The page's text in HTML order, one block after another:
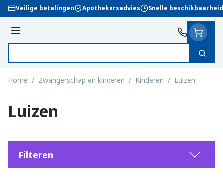
Ga naar de inhoud
Veilige betalingen Apothekersadvies Snelle beschikbaarheid
Menu
Zoek
Home / Zwangerschap en kinderen / Kinderen / Luizen
Luizen
Filteren